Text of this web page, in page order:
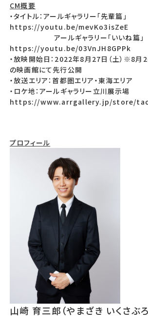
CM概要
・タイトル：アールギャラリー「先輩篇」
https://youtu.be/mevKo3isZeE
アールギャラリー「いいね篇」
https://youtu.be/03VnJH8GPPk
・放映開始日：2022年8月27日（土）※8月
の映画館にて先行公開
・放送エリア：首都圏エリア・東海エリア
・ロケ地：アールギャラリー立川展示場
https://www.arrgallery.jp/store/
プロフィール
山崎 育三郎（やまざき いくさぶろ